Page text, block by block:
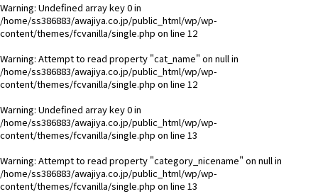
Warning: Undefined array key 0 in
/home/ss386883/awajiya.co.jp/public_html/wp/wp-
content/themes/fcvanilla/single.php on line 12
Warning: Attempt to read property "cat_name" on null in
/home/ss386883/awajiya.co.jp/public_html/wp/wp-
content/themes/fcvanilla/single.php on line 12
Warning: Undefined array key 0 in
/home/ss386883/awajiya.co.jp/public_html/wp/wp-
content/themes/fcvanilla/single.php on line 13
Warning: Attempt to read property "category_nicename" on null in
/home/ss386883/awajiya.co.jp/public_html/wp/wp-
content/themes/fcvanilla/single.php on line 13